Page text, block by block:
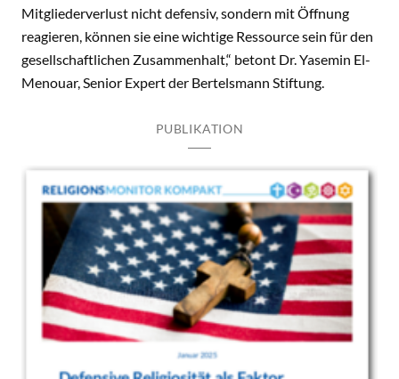
Mitgliederverlust nicht defensiv, sondern mit Öffnung
reagieren, können sie eine wichtige Ressource sein für den
gesellschaftlichen Zusammenhalt,“ betont Dr. Yasemin El-
Menouar, Senior Expert der Bertelsmann Stiftung.
PUBLIKATION